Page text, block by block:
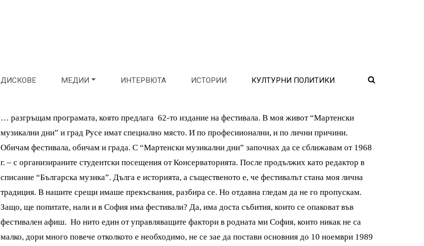
ДИСКОВЕ МЕДИИ ИНТЕРВЮТА ИСТОРИИ КУЛТУРНИ ПОЛИТИКИ
… разгръщам програмата, която предлага 62-то издание на фестивала. В моя живот “Мартенски
музикални дни” и град Русе имат специално място. И по професиионални, и по лични причини.
Обичам фестивала, обичам и града. С “Мартенски музикални дни” започнах да се сближавам от 1968
г. – с организираните студентски посещения от Консерваторията. После продължих като редактор в
списание “Българска музика”. Дълга е историята, а същественото е, че фестивалът стана моя лична
традиция. В нашите срещи имаше прекъсвания, разбира се. Но отдавна гледам да не го пропускам.
Защо, ще попитате, нали и в София има фестивали? Да, има доста събития, които се опаковат във
фестивален афиш. Но нито един от управляващите фактори в родната ми София, които никак не са
малко, дори много повече отколкото е необходимо, не се зае да постави основния до 10 ноември 1989